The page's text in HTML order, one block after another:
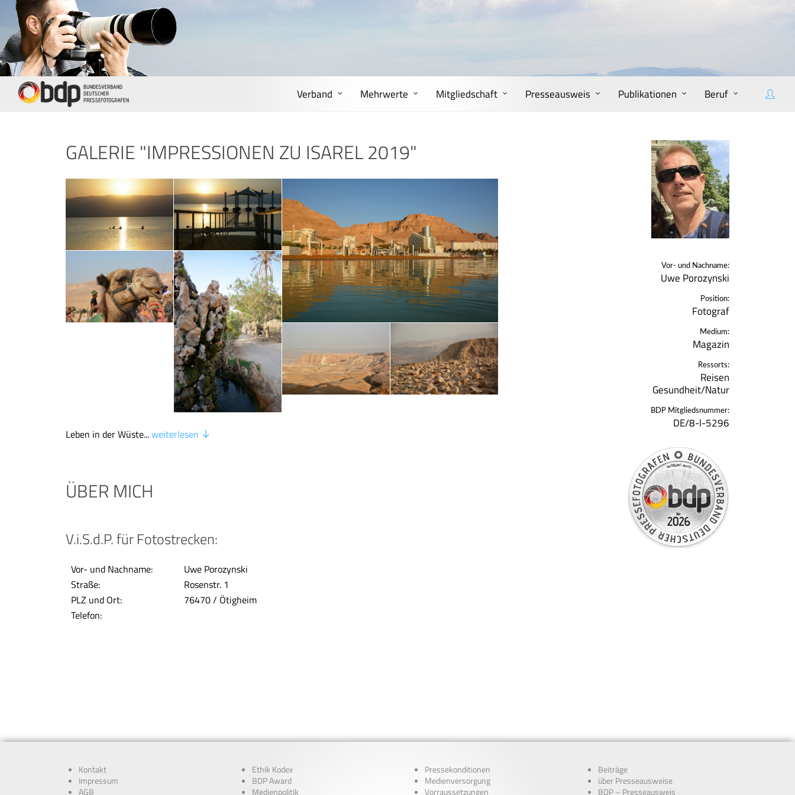
Verband Mehrwerte Mitgliedschaft Presseausweis Publikationen Beruf
GALERIE "IMPRESSIONEN ZU ISAREL 2019"
Leben in der Wüste...weiterlesen
ÜBER MICH
V.i.S.d.P. für Fotostrecken:
Vor- und Nachname:
Uwe Porozynski
Straße:
Rosenstr. 1
PLZ und Ort:
76470 / Ötigheim
Telefon:
Vor- und Nachname:
Uwe Porozynski
Position:
Fotograf
Medium:
Magazin
Ressorts:
Reisen
Gesundheit/Natur
BDP Mitgliedsnummer:
DE/8-l-5296
Kontakt
Impressum
AGB
Ethik Kodex
BDP Award
Medienpolitik
Pressekonditionen
Medienversorgung
Vorraussetzungen
Beiträge
über Presseausweise
BDP – Presseausweis